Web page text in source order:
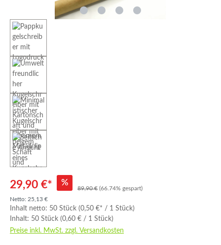
29,90 €* %
89,90 € (66.74% gespart)
Netto: 25,13 €
Inhalt netto: 50 Stück (0,50 €* / 1 Stück)
Inhalt: 50 Stück (0,60 € / 1 Stück)
Preise inkl. MwSt. zzgl. Versandkosten